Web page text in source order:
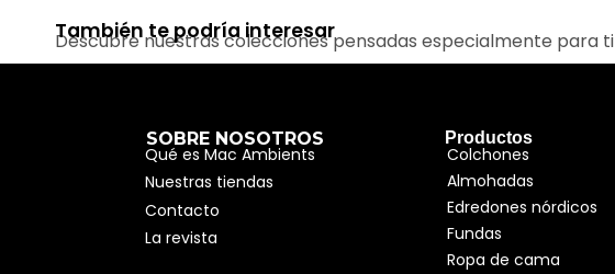
También te podría interesar
Descubre nuestras colecciones pensadas especialmente para ti
SOBRE NOSOTROS
Qué es Mac Ambients
Nuestras tiendas
Contacto
La revista
Productos
Colchones
Almohadas
Edredones nórdicos
Fundas
Ropa de cama